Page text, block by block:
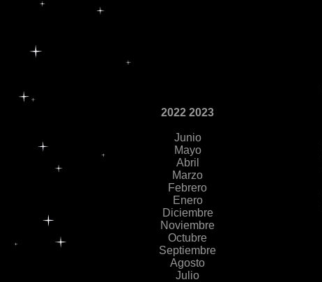
2022 2023
Junio
Mayo
Abril
Marzo
Febrero
Enero
Diciembre
Noviembre
Octubre
Septiembre
Agosto
Julio